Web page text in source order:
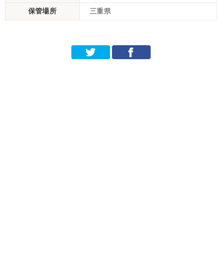
保管場所 三重県